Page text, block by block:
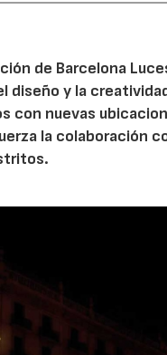
de Barcelona
diseño y la
con nuevas
la colaboración